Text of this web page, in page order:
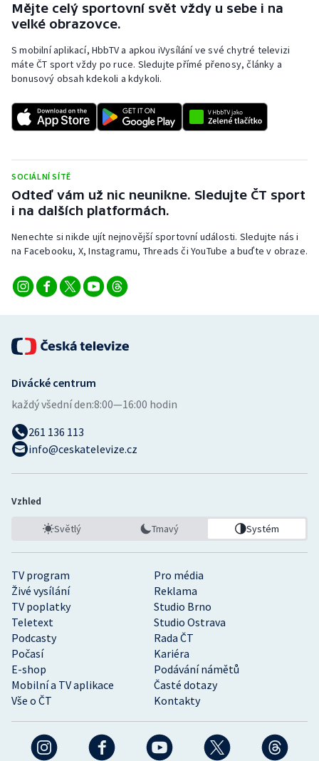
Mějte celý sportovní svět vždy u sebe i na
velké obrazovce.
S mobilní aplikací, HbbTV a apkou iVysílání ve své chytré televizi
máte ČT sport vždy po ruce. Sledujte přímé přenosy, články a
bonusový obsah kdekoli a kdykoli.
SOCIÁLNÍ SÍTĚ
Odteď vám už nic neunikne. Sledujte ČT sport
i na dalších platformách.
Nenechte si nikde ujít nejnovější sportovní události. Sledujte nás i
na Facebooku, X, Instagramu, Threads či YouTube a buďte v obraze.
TV program
Pro média
Živé vysílání
Reklama
TV poplatky
Studio Brno
Teletext
Studio Ostrava
Podcasty
Rada ČT
Počasí
Kariéra
E-shop
Podávání námětů
Mobilní a TV aplikace
Časté dotazy
Vše o ČT
Kontakty
Divácké centrum
každý všední den:8:00—16:00 hodin
261 136 113
info@ceskatelevize.cz
Vzhled
Světlý Tmavý Systém